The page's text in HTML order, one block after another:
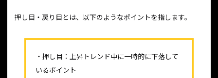
押し目・戻り目とは、以下のようなポイントを指します。
・押し目：上昇トレンド中に一時的に下落して
いるポイント